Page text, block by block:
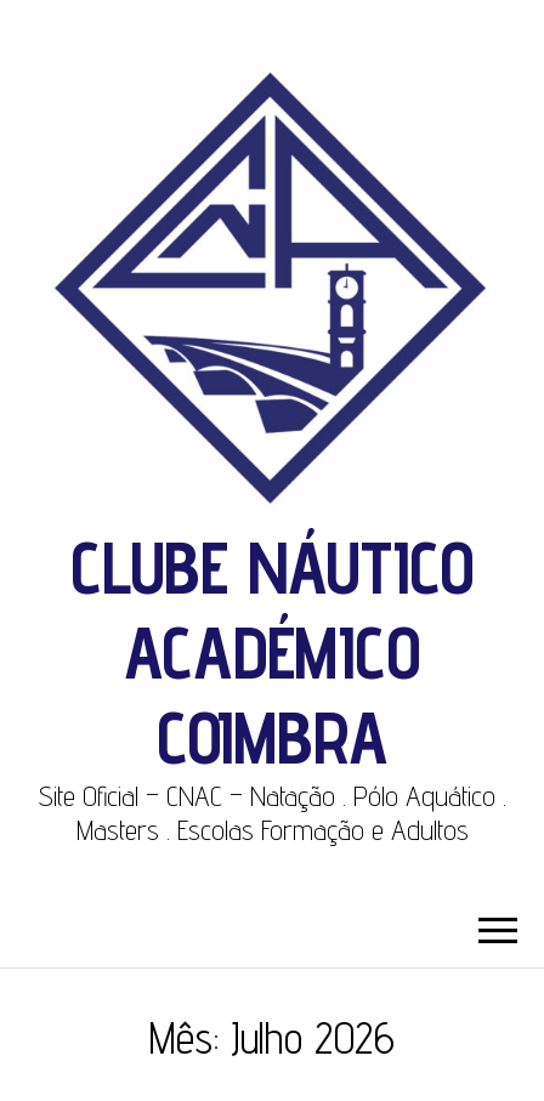
CLUBE NÁUTICO
ACADÉMICO
COIMBRA
Site Oficial – CNAC – Natação . Pólo Aquático .
Masters . Escolas Formação e Adultos
Mês: Julho 2026